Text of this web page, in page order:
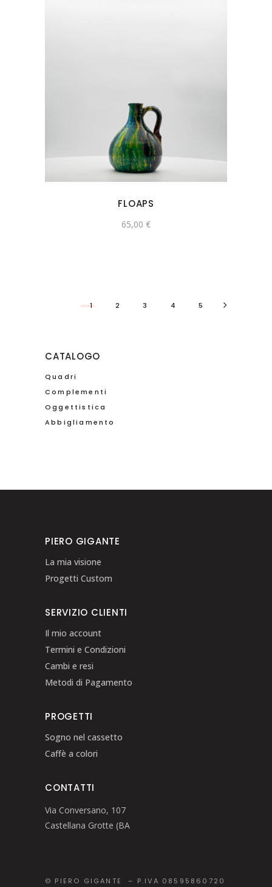
FLOAPS
65,00 €
1 2 3 4 5
CATALOGO
Quadri
Complementi
Oggettistica
Abbigliamento
PIERO GIGANTE
La mia visione
Progetti Custom
SERVIZIO CLIENTI
Il mio account
Termini e Condizioni
Cambi e resi
Metodi di Pagamento
PROGETTI
Sogno nel cassetto
Caffè a colori
CONTATTI
Via Conversano, 107
Castellana Grotte (BA
© PIERO GIGANTE – P.IVA 08595860720